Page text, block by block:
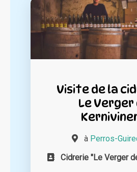
Visite de la
Le Verger
à Perros-
Cidrerie "Le Verger